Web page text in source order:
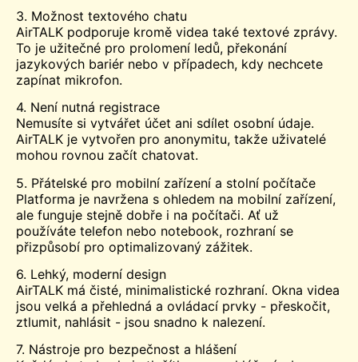
3. Možnost textového chatu
AirTALK podporuje kromě videa také textové zprávy.
To je užitečné pro prolomení ledů, překonání
jazykových bariér nebo v případech, kdy nechcete
zapínat mikrofon.
4. Není nutná registrace
Nemusíte si vytvářet účet ani sdílet osobní údaje.
AirTALK je vytvořen pro anonymitu, takže uživatelé
mohou rovnou začít chatovat.
5. Přátelské pro mobilní zařízení a stolní počítače
Platforma je navržena s ohledem na mobilní zařízení,
ale funguje stejně dobře i na počítači. Ať už
používáte telefon nebo notebook, rozhraní se
přizpůsobí pro optimalizovaný zážitek.
6. Lehký, moderní design
AirTALK má čisté, minimalistické rozhraní. Okna videa
jsou velká a přehledná a ovládací prvky - přeskočit,
ztlumit, nahlásit - jsou snadno k nalezení.
7. Nástroje pro bezpečnost a hlášení